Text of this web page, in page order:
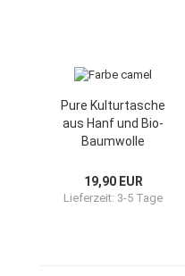
Pure Kulturtasche
aus Hanf und Bio-
Baumwolle
19,90 EUR
Lieferzeit: 3-5 Tage